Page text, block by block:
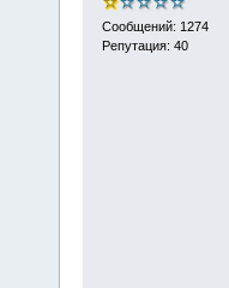
Сообщений: 1274
Репутация: 40